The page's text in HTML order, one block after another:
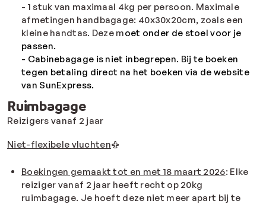
- 1 stuk van maximaal 4kg per persoon. Maximale
afmetingen handbagage: 40x30x20cm, zoals een
kleine handtas. Deze moet onder de stoel voor je
passen.
- Cabinebagage is niet inbegrepen. Bij te boeken
tegen betaling direct na het boeken via de website
van SunExpress.
Ruimbagage
Reizigers vanaf 2 jaar
Niet-flexibele vluchten
Boekingen gemaakt tot en met 18 maart 2026: Elke
reiziger vanaf 2 jaar heeft recht op 20kg
ruimbagage. Je hoeft deze niet meer apart bij te